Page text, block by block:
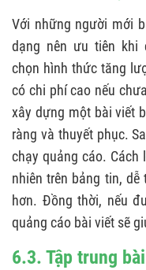
Với những người mới
dạng nên ưu tiên khi
chọn hình thức tăng
có chi phí cao nếu
xây dựng một bài viết
ràng và thuyết phục.
chạy quảng cáo.
nhiên trên bảng tin,
hơn. Đồng thời, nếu
quảng cáo bài viết sẽ
6.3. Tập trung